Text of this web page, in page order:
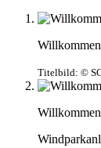
Titelbild: ©